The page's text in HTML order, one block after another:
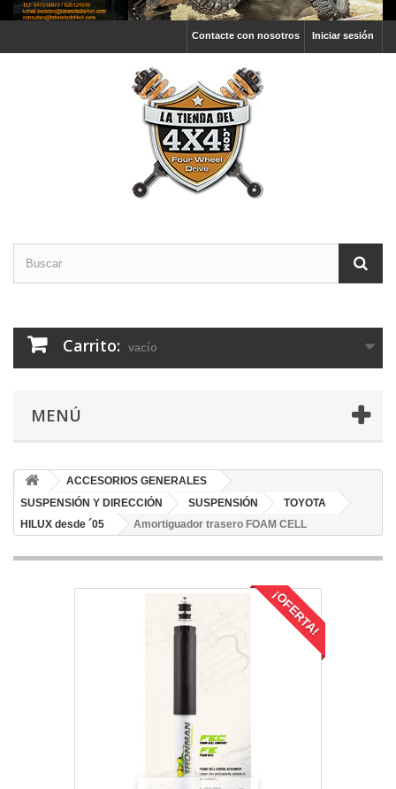
Iniciar sesión
Contacte con nosotros
Carrito: vacío
MENÚ
ACCESORIOS GENERALES
SUSPENSIÓN Y DIRECCIÓN
SUSPENSIÓN
TOYOTA
HILUX desde ´05
Amortiguador trasero FOAM CELL
¡OFERTA!